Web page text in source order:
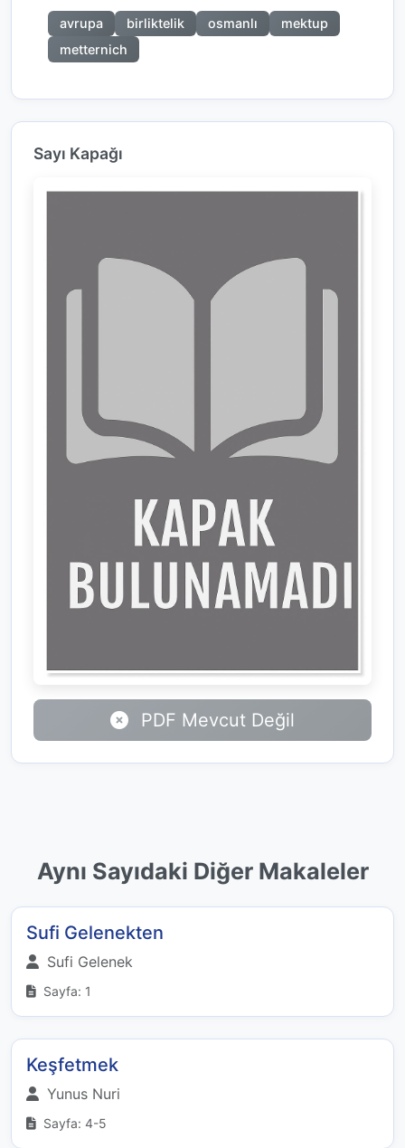
avrupa birliktelik osmanlı
mektup
metternich
Sayı Kapağı
PDF Mevcut Değil
Aynı Sayıdaki Diğer Makaleler
Sufi Gelenekten
Sufi Gelenek
Sayfa: 1
Keşfetmek
Yunus Nuri
Sayfa: 4-5